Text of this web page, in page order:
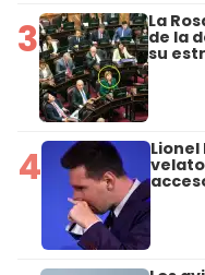
3 La
de la
su
4 Lionel